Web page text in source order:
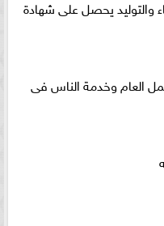
والتوليد يحصل على شهادة
العام وخدمة الناس فى